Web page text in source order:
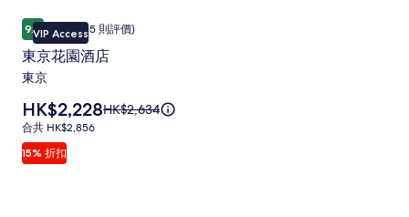
集
關
標
準
詳
情。
東
京
花
園
酒
店
相
VIP Access
9.49.4 分 (滿分為 10 分)，完美，(1,515 則評價)
完美(1,515 則評價)
東京花園酒店
東京
15% 折扣
價
格
為
HK$2,228
HK$2,228原
HK$2,634
合
共
HK$2,856
合共 HK$2,856
東京花園酒店